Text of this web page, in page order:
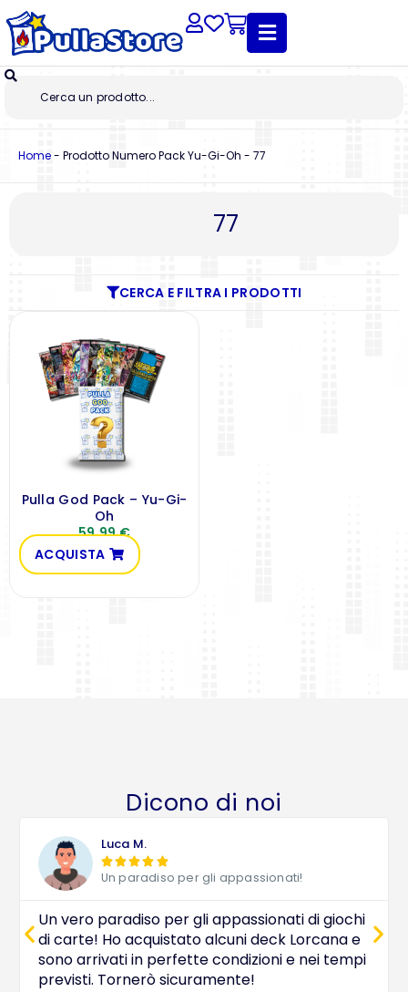
Home- Prodotto Numero Pack Yu-Gi-Oh - 77
77
CERCA E FILTRA I PRODOTTI
Pulla God Pack – Yu-Gi-
Oh
59,99€
ACQUISTA
Dicono di noi
Luca M.
 
Un paradiso per gli appassionati!
Un vero paradiso per gli appassionati di giochi
di carte! Ho acquistato alcuni deck Lorcana e
sono arrivati in perfette condizioni e nei tempi
previsti. Tornerò sicuramente!